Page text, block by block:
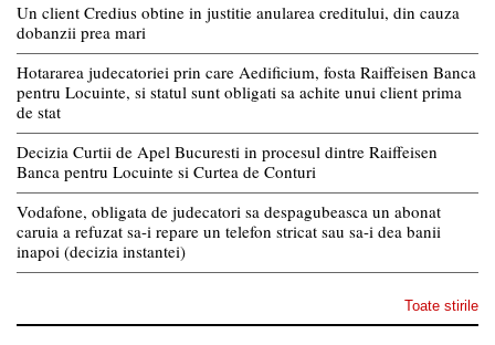
Un client Credius obtine in justitie anularea creditului, din cauza
dobanzii prea mari
Hotararea judecatoriei prin care Aedificium, fosta Raiffeisen Banca
pentru Locuinte, si statul sunt obligati sa achite unui client prima
de stat
Decizia Curtii de Apel Bucuresti in procesul dintre Raiffeisen
Banca pentru Locuinte si Curtea de Conturi
Vodafone, obligata de judecatori sa despagubeasca un abonat
caruia a refuzat sa-i repare un telefon stricat sau sa-i dea banii
inapoi (decizia instantei)
Toate stirile